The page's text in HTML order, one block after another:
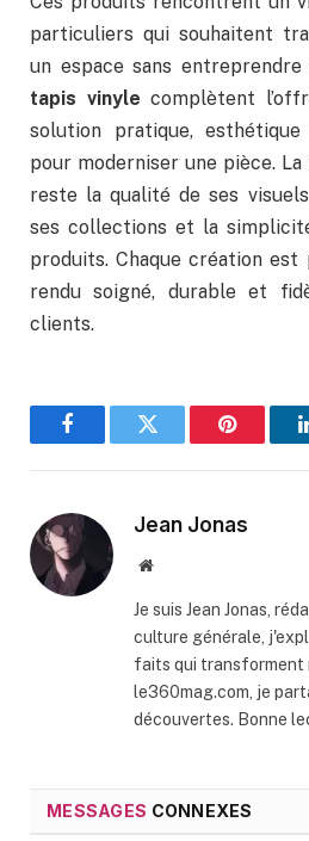
particuliers qui souhaitent
un espace sans
tapis vinyle complètent
solution pratique,
pour moderniser une pièce.
reste la qualité de ses
ses collections et la
produits. Chaque création
rendu soigné, durable et
clients.
FacebookTwitter Pinterest
Jean Jonas
Website
Je suis Jean Jonas,
culture générale,
faits qui transforment
le360mag.com, je
découvertes. Bonne
MESSAGES CONNEXES